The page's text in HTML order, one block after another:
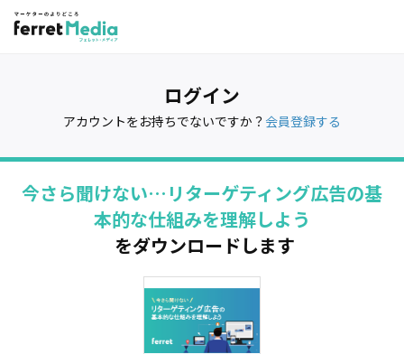
ログイン
アカウントをお持ちでないですか？ 会員登録する
今さら聞けない…リターゲティング広告の基
本的な仕組みを理解しよう
をダウンロードします